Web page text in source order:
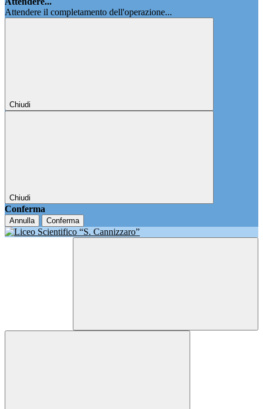
Attendere il completamento dell'operazione...
Chiudi
Chiudi
Conferma
Annulla Conferma